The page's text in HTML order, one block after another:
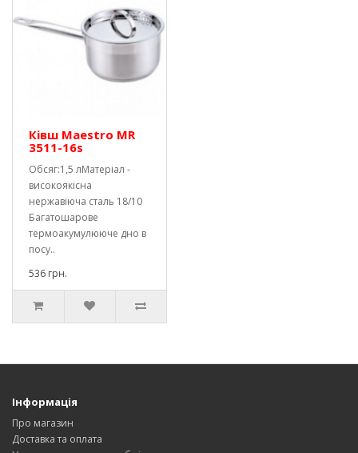
Ківш Maestro MR
3511-16s
Обсяг:1,5 лМатеріал -
високоякісна
нержавіюча сталь 18/10
Багатошарове
термоакумулююче дно в
посу..
536 грн.
Інформація
Про магазин
Доставка та оплата